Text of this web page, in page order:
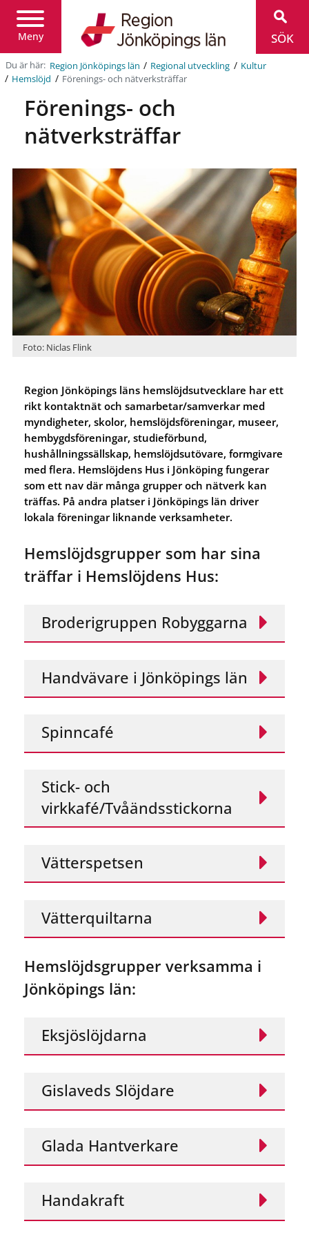
Meny
Jönköpings
län
SÖK
Du är här: Region Jönköpings län / Regional utveckling / Kultur
/ Hemslöjd / Förenings- och nätverksträffar
Förenings- och
nätverksträffar
Foto: Niclas Flink
Region Jönköpings läns hemslöjdsutvecklare har ett
rikt kontaktnät och samarbetar/samverkar med
myndigheter, skolor, hemslöjdsföreningar, museer,
hembygdsföreningar, studieförbund,
hushållningssällskap, hemslöjdsutövare, formgivare
med flera. Hemslöjdens Hus i Jönköping fungerar
som ett nav där många grupper och nätverk kan
träffas. På andra platser i Jönköpings län driver
lokala föreningar liknande verksamheter.
Hemslöjdsgrupper som har sina
träffar i Hemslöjdens Hus:
Broderigruppen Robyggarna
Handvävare i Jönköpings län
Spinncafé
Stick- och
virkkafé/Tvåändsstickorna
Vätterspetsen
Vätterquiltarna
Hemslöjdsgrupper verksamma i
Jönköpings län:
Eksjöslöjdarna
Gislaveds Slöjdare
Glada Hantverkare
Handakraft